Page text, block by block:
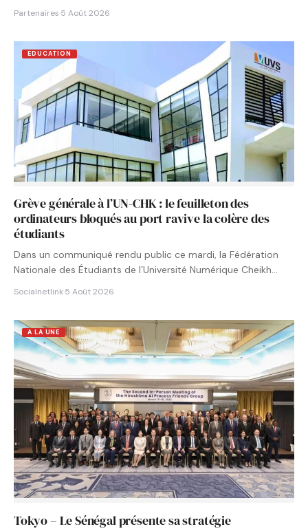
Partenaires·5 Août 2026
EDUCATION
Grève générale à l’UN-CHK : le feuilleton des
ordinateurs bloqués au port ravive la colère des
étudiants
Dans un communiqué rendu public ce mardi, la Fédération
Nationale des Étudiants de l’Université Numérique Cheikh
Socialnetlink·5 Août 2026
A LA UNE
Tokyo – Le Sénégal présente sa stratégie